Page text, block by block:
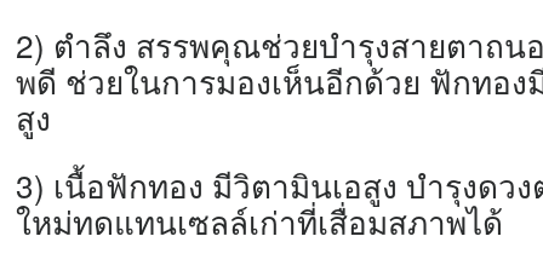
2) ตำลึง สรรพคุณช่วยบำรุงสายตาถน
พดี ช่วยในการมองเห็นอีกด้วย ฟักทอ
สูง
3) เนื้อฟักทอง มีวิตามินเอสูง บำรุงดว
ใหม่ทดแทนเซลล์เก่าที่เสื่อมสภาพได้